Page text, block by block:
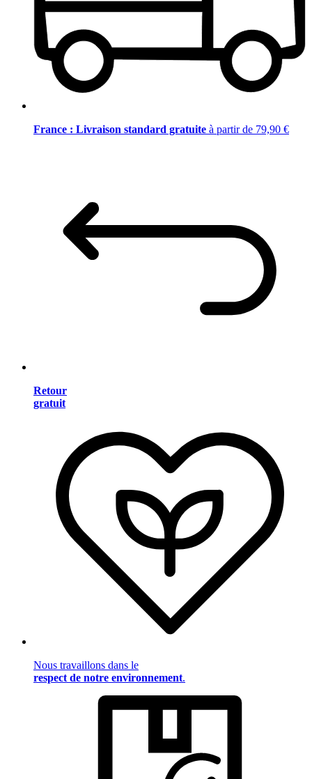
France : Livraison standard gratuite à partir de 79,90 €
Retour
gratuit
Nous travaillons dans le
respect de notre environnement.